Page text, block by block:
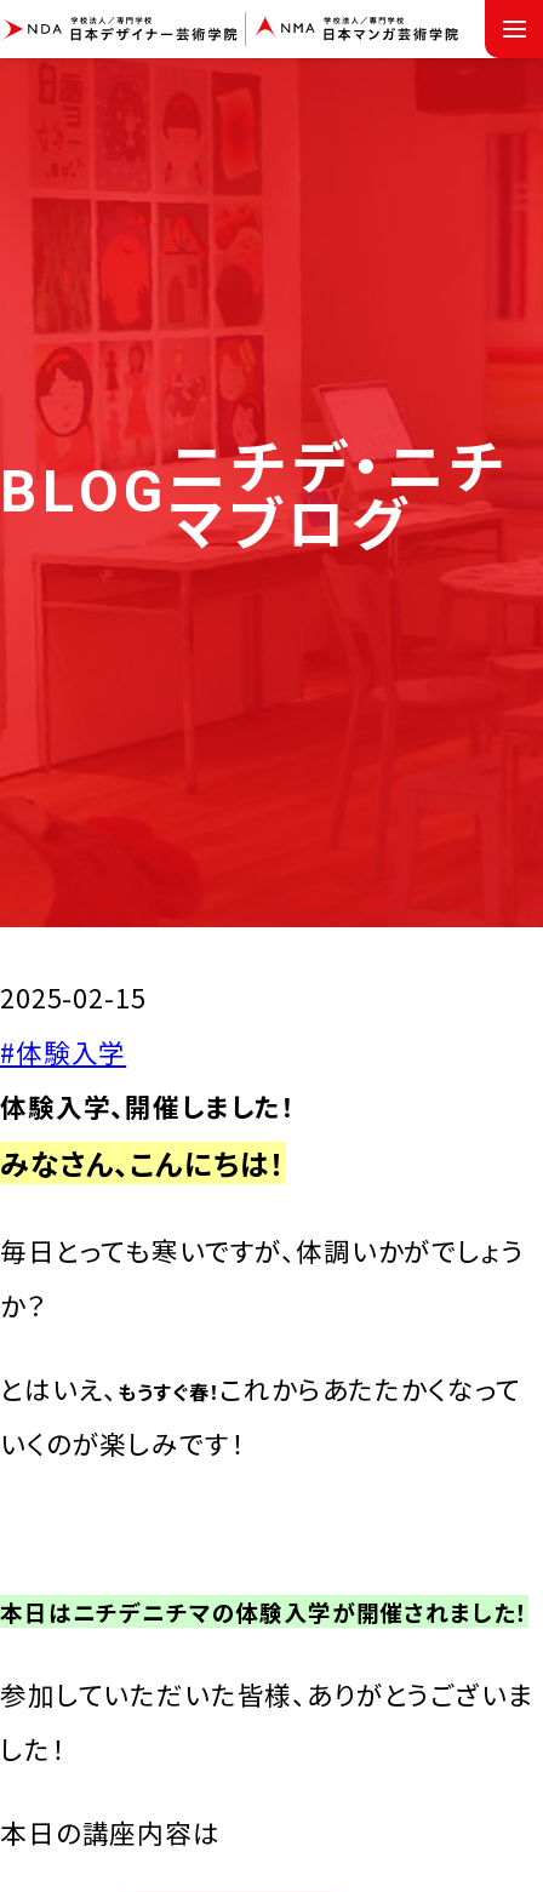
BLOGニチデ・ニチ
マブログ
2025-02-15
#体験入学
体験入学、開催しました！
みなさん、こんにちは！
毎日とっても寒いですが、体調いかがでしょう
か？
とはいえ、 もうすぐ春！ これからあたたかくなって
いくのが楽しみです！
本日はニチデニチマの体験入学が開催されました！
参加していただいた皆様、ありがとうございま
した！
本日の講座内容は